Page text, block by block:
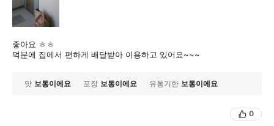
좋아요 ㅎㅎ
덕분에 집에서 편하게 배달받아 이용하고 있어요~~~
맛 보통이에요 포장 보통이에요 유통기한 보통이에요
0